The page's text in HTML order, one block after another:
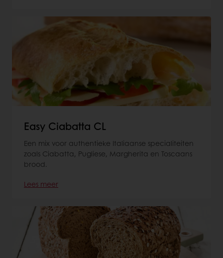
Easy Ciabatta CL
Een mix voor authentieke Italiaanse specialiteiten
zoals Ciabatta, Pugliese, Margherita en Toscaans
brood.
Lees meer